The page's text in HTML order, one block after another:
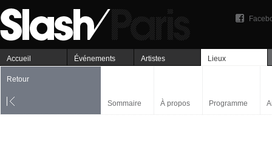
Accueil Événements Artistes Lieux
Retour
Sommaire À propos Programme